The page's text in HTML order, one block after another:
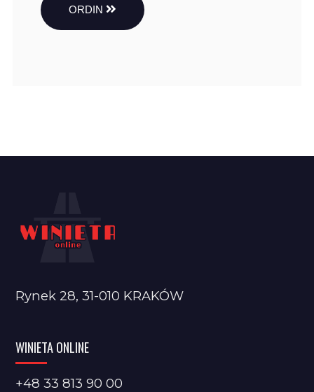
ORDIN
Rynek 28, 31-010 KRAKÓW
WINIETA ONLINE
+48 33 813 90 00